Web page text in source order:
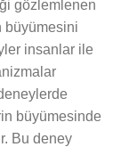
gözlemlenen
büyümesini
insanlar ile
büyümesinde
Bu deney